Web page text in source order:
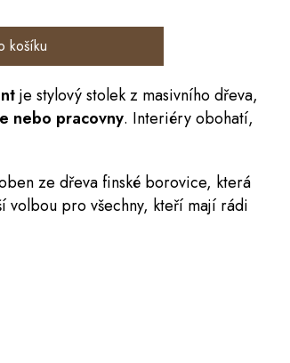
košíku
je stylový stolek z masivního dřeva,
nebo pracovny. Interiéry obohatí,
ze dřeva finské borovice, která
volbou pro všechny, kteří mají rádi